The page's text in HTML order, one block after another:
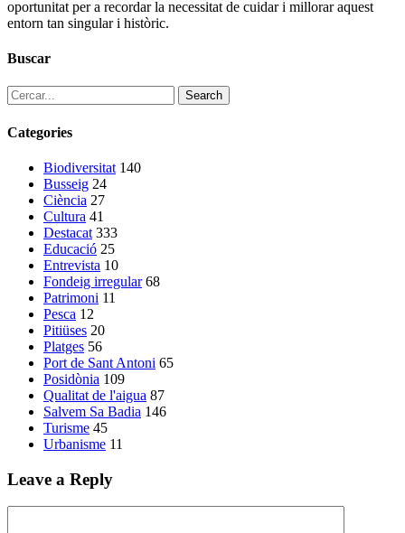
oportunitat per a recordar la necessitat de cuidar i millorar aquest
entorn tan singular i històric.
Buscar
Search
Categories
Biodiversitat 140
Busseig 24
Ciència 27
Cultura 41
Destacat 333
Educació 25
Entrevista 10
Fondeig irregular 68
Patrimoni 11
Pesca 12
Pitiüses 20
Platges 56
Port de Sant Antoni 65
Posidònia 109
Qualitat de l'aigua 87
Salvem Sa Badia 146
Turisme 45
Urbanisme 11
Leave a Reply